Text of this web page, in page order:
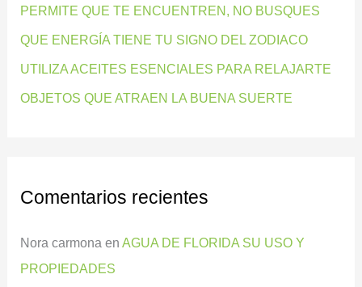
o
r
:
PERMITE QUE TE ENCUENTREN, NO BUSQUES
QUE ENERGÍA TIENE TU SIGNO DEL ZODIACO
UTILIZA ACEITES ESENCIALES PARA RELAJARTE
OBJETOS QUE ATRAEN LA BUENA SUERTE
Comentarios recientes
Nora carmona enAGUA DE FLORIDA SU USO Y
PROPIEDADES